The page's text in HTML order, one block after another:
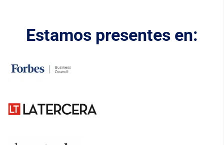
Estamos presentes en: